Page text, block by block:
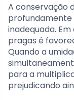
A conservação
inadequada.
pragas é
Quando a
para a
prejudicando